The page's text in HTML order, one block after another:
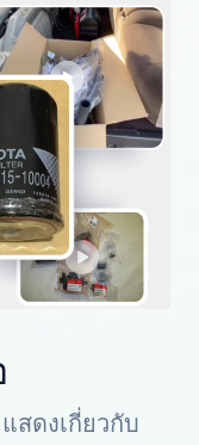
สดงเกี่ยวกับ